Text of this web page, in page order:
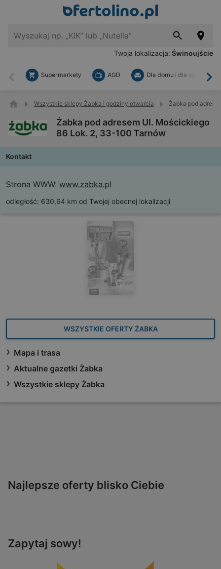
Twoja lokalizacja: Świnoujście
Wstecz
Supermarkety AGD Dla domu i dla ogrodu
Wszystkie sklepy Żabka i godziny otwarcia Żabka pod
Żabka pod adresem Ul. Mościckiego
86 Lok. 2, 33-100 Tarnów
Kontakt
Strona WWW: www.zabka.pl
odległość: 630,64 km od Twojej obecnej lokalizacji
WSZYSTKIE OFERTY ŻABKA
Mapa i trasa
Aktualne gazetki Żabka
Wszystkie sklepy Żabka
Najlepsze oferty blisko Ciebie
Zapytaj sowy!